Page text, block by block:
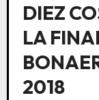
DIEZ
LA
2018